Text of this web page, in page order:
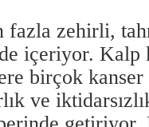
fazla zehirli,
içeriyor.
birçok
ve